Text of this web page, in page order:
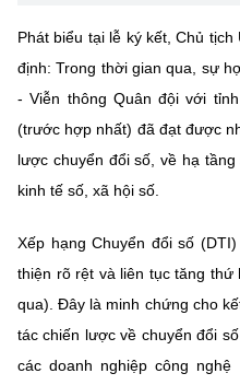
Phát biểu tại lễ ký kết, Chủ
định: Trong thời gian qua, sự
- Viễn thông Quân đội với
(trước hợp nhất) đã đạt được
lược chuyển đổi số, về hạ
kinh tế số, xã hội số.
Xếp hạng Chuyển đổi số
thiện rõ rệt và liên tục tăng
qua). Đây là minh chứng cho
tác chiến lược về chuyển đổi
các doanh nghiệp công